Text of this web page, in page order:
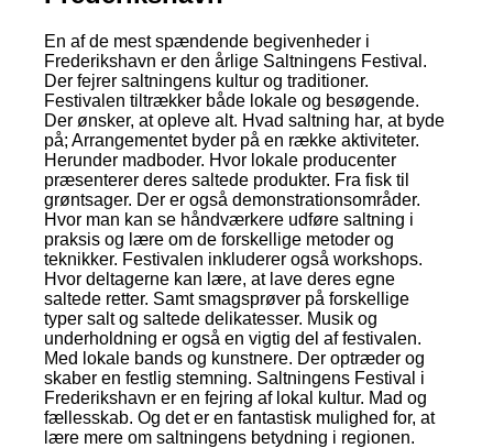
En af de mest spændende begivenheder i
Frederikshavn er den årlige Saltningens Festival.
Der fejrer saltningens kultur og traditioner.
Festivalen tiltrækker både lokale og besøgende.
Der ønsker, at opleve alt. Hvad saltning har, at byde
på; Arrangementet byder på en række aktiviteter.
Herunder madboder. Hvor lokale producenter
præsenterer deres saltede produkter. Fra fisk til
grøntsager. Der er også demonstrationsområder.
Hvor man kan se håndværkere udføre saltning i
praksis og lære om de forskellige metoder og
teknikker. Festivalen inkluderer også workshops.
Hvor deltagerne kan lære, at lave deres egne
saltede retter. Samt smagsprøver på forskellige
typer salt og saltede delikatesser. Musik og
underholdning er også en vigtig del af festivalen.
Med lokale bands og kunstnere. Der optræder og
skaber en festlig stemning. Saltningens Festival i
Frederikshavn er en fejring af lokal kultur. Mad og
fællesskab. Og det er en fantastisk mulighed for, at
lære mere om saltningens betydning i regionen.